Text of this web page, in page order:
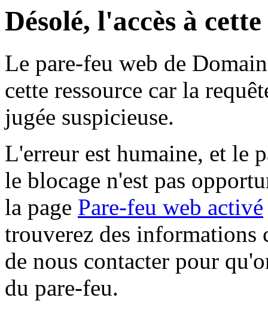
Désolé, l'accès à
Le pare-feu web de
cette ressource car la
jugée suspicieuse.
L'erreur est humaine, et le
le blocage n'est pas
la page Pare-feu web activé
trouverez des informations
de nous contacter pour
du pare-feu.